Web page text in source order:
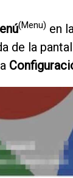
(Menu) en
de la